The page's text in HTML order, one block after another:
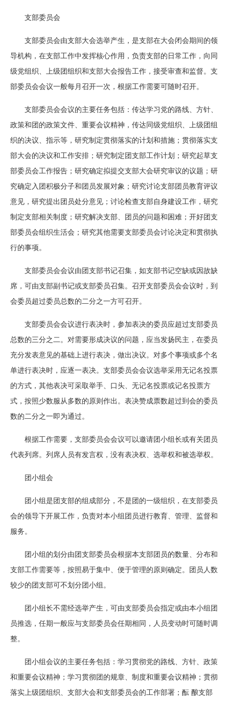
支部委员会
支部委员会由支部大会选举产生，是支部在大会闭会期间的领
导机构，在支部工作中发挥核心作用，负责支部的日常工作，向同
级党组织、上级团组织和支部大会报告工作，接受审查和监督。支
部委员会会议一般每月召开一次，根据工作需要可随时召开。
支部委员会会议的主要任务包括：传达学习党的路线、方针、
政策和团的政策文件、重要会议精神，传达同级党组织、上级团组
织的决议、指示等，研究制定贯彻落实的计划和措施；贯彻落实支
部大会的决议和工作安排；研究制定团支部工作计划；研究起草支
部委员会工作报告；研究确定拟提交支部大会研究审议的议题；研
究确定入团积极分子和团员发展对象；研究讨论支部团员教育评议
意见，研究提出团员处分意见；讨论检查支部自身建设工作，研究
制定支部相关制度；研究解决支部、团员的问题和困难；开好团支
部委员会组织生活会；研究其他需要支部委员会讨论决定和贯彻执
行的事项。
支部委员会会议由团支部书记召集，如支部书记空缺或因故缺
席，可由支部副书记或支部委员召集。召开支部委员会会议时，到
会委员超过委员总数的二分之一方可召开。
支部委员会会议进行表决时，参加表决的委员应超过支部委员
总数的三分之二。对需要形成决议的问题，应当发扬民主，在委员
充分发表意见的基础上进行表决，做出决议。对多个事项或多个名
单进行表决时，应逐一表决。支部委员会会议选举采用无记名投票
的方式，其他表决可采取举手、口头、无记名投票或记名投票方
式，按照少数服从多数的原则作出。表决赞成票数超过到会的委员
数的二分之一即为通过。
根据工作需要，支部委员会会议可以邀请团小组长或有关团员
代表列席。列席人员有发言权，没有表决权、选举权和被选举权。
团小组会
团小组是团支部的组成部分，不是团的一级组织，在支部委员
会的领导下开展工作，负责对本小组团员进行教育、管理、监督和
服务。
团小组的划分由团支部委员会根据本支部团员的数量、分布和
支部工作需要等，按照易于集中、便于管理的原则确定。团员人数
较少的团支部可不划分团小组。
团小组长不需经选举产生，可由支部委员会指定或由本小组团
员推选，任期一般应与支部委员会任期相同，人员变动时可随时调
整。
团小组会议的主要任务包括：学习贯彻党的路线、方针、政策
和重要会议精神；学习贯彻团的规章、制度和重要会议精神；贯彻
落实上级团组织、支部大会和支部委员会的工作部署；酝 酿支部